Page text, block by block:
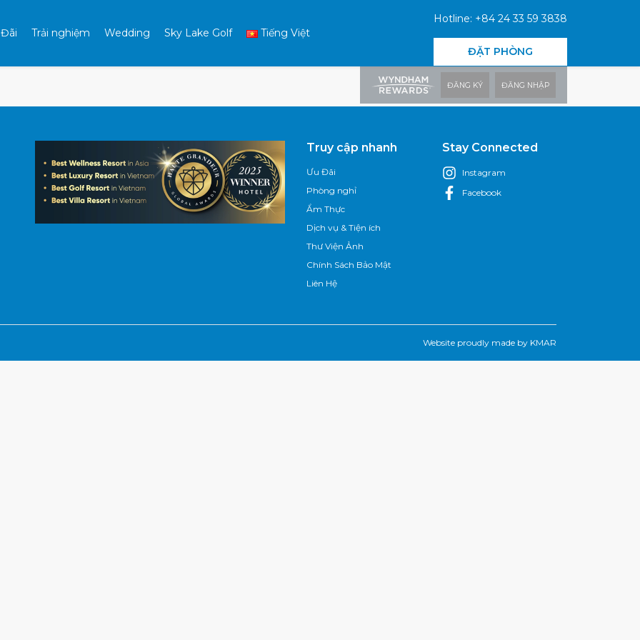
Trải nghiệm Wedding Sky Lake Golf Tiếng Việt
Hotline: +84 24 33 59 3838
ĐẶT PHÒNG
ĐĂNG KÝ ĐĂNG NHẬP
Truy cập nhanh
Ưu Đãi
Phòng nghỉ
Ẩm Thực
Dịch vụ & Tiện ích
Thư Viện Ảnh
Chính Sách Bảo Mật
Liên Hệ
Stay Connected
Instagram
Facebook
Website proudly made by KMAR